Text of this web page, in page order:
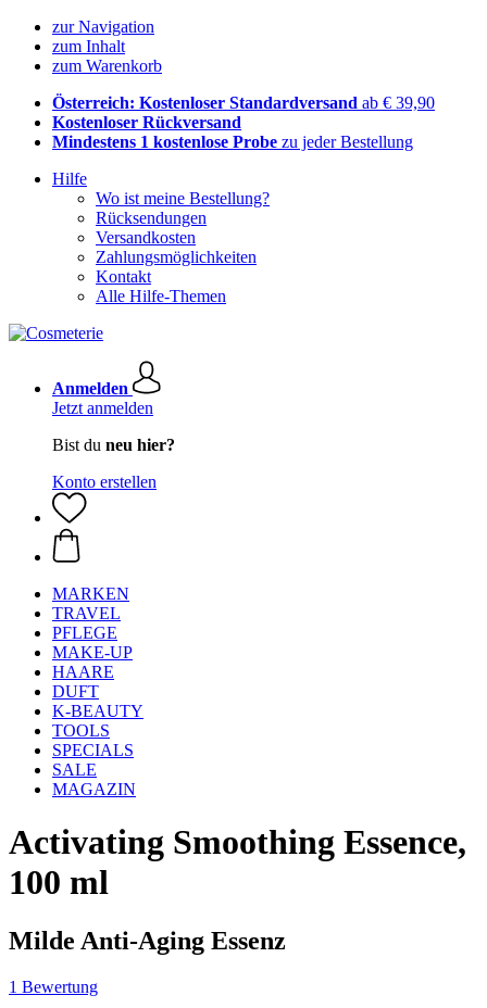
zur Navigation
zum Inhalt
zum Warenkorb
Österreich: Kostenloser Standardversand ab € 39,90
Kostenloser Rückversand
Mindestens 1 kostenlose Probe zu jeder Bestellung
Hilfe
Wo ist meine Bestellung?
Rücksendungen
Versandkosten
Zahlungsmöglichkeiten
Kontakt
Alle Hilfe-Themen
Anmelden
Jetzt anmelden
Bist du neu hier?
Konto erstellen
MARKEN
TRAVEL
PFLEGE
MAKE-UP
HAARE
DUFT
K-BEAUTY
TOOLS
SPECIALS
SALE
MAGAZIN
Activating Smoothing Essence,
100 ml
Milde Anti-Aging Essenz
1 Bewertung